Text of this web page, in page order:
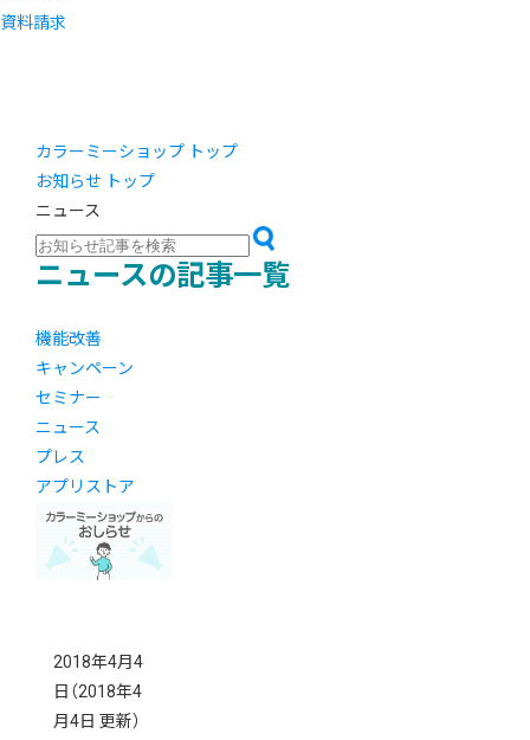
資料請求
カラーミーショップ トップ
お知らせ トップ
ニュース
ニュースの記事一覧
機能改善
キャンペーン
セミナー
ニュース
プレス
アプリストア
2018年4月4
日 （2018年4
月4日 更新）